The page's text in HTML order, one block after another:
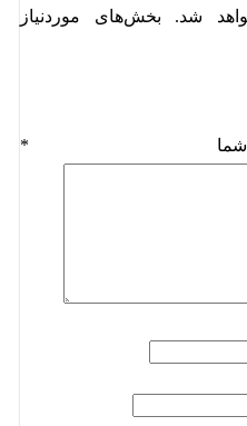
شد.
بخش‌های موردنیاز
شما *